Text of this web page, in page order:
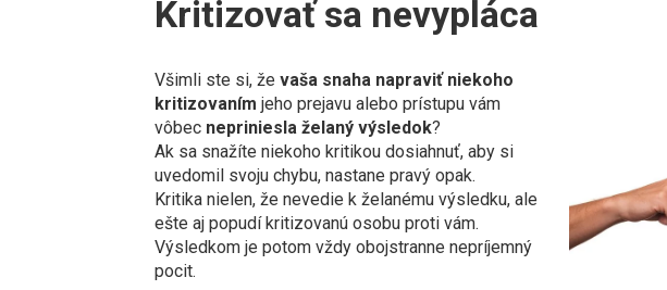
Kritizovať sa nevypláca
Všimli ste si, že vaša snaha napraviť niekoho
kritizovaním jeho prejavu alebo prístupu vám
vôbec nepriniesla želaný výsledok?
Ak sa snažíte niekoho kritikou dosiahnuť, aby si
uvedomil svoju chybu, nastane pravý opak.
Kritika nielen, že nevedie k želanému výsledku, ale
ešte aj popudí kritizovanú osobu proti vám.
Výsledkom je potom vždy obojstranne nepríjemný
pocit.